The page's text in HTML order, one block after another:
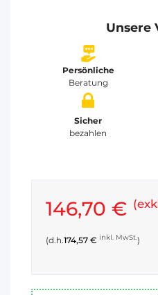
Unsere
Persönliche
Beratung
Sicher
bezahlen
146,70 €
(d.h.174,57 € inkl. MwSt.)